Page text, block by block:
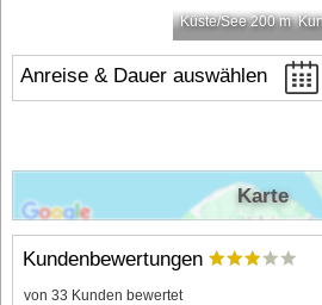
Küste/See 200 m
Anreise & Dauer auswählen
Kundenbewertungen
von 33 Kunden bewertet
Karte